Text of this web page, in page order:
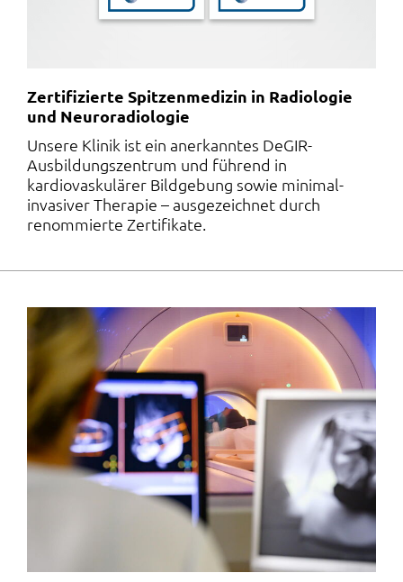
Zertifizierte Spitzenmedizin in Radiologie
und Neuroradiologie
Unsere Klinik ist ein anerkanntes DeGIR-
Ausbildungszentrum und führend in
kardiovaskulärer Bildgebung sowie minimal-
invasiver Therapie – ausgezeichnet durch
renommierte Zertifikate.